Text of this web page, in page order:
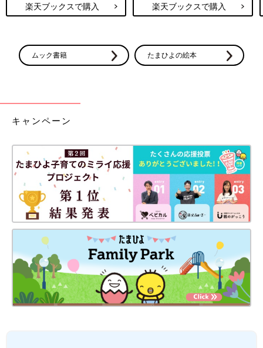
楽天ブックスで購入 楽天ブックスで購入
ムック書籍 たまひよの絵本
キャンペーン